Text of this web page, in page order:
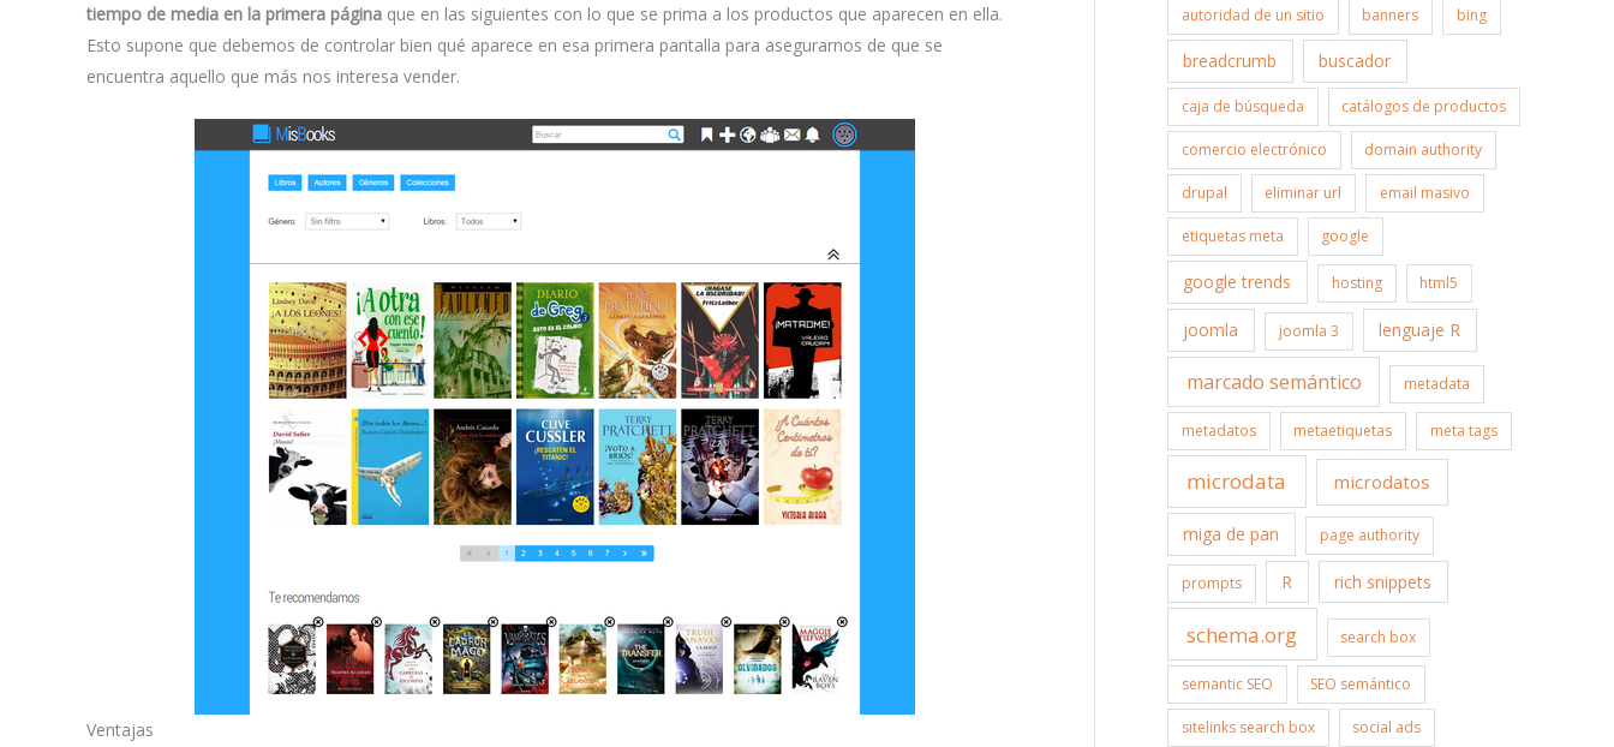
tiempo de media en la primera página que en las siguientes con lo que se prima a los productos que aparecen en ella.
Esto supone que debemos de controlar bien qué aparece en esa primera pantalla para asegurarnos de que se
encuentra aquello que más nos interesa vender.
Ventajas
autoridad de un sitio banners bing
breadcrumb buscador
caja de búsqueda catálogos de productos
comercio electrónico domain authority
drupal eliminar url email masivo
etiquetas meta google
google trends hosting html5
joomla joomla 3 lenguaje R
marcado semántico metadata
metadatos metaetiquetas meta tags
microdata microdatos
miga de pan page authority
prompts R rich snippets
schema.org search box
semantic SEO SEO semántico
sitelinks search box social ads